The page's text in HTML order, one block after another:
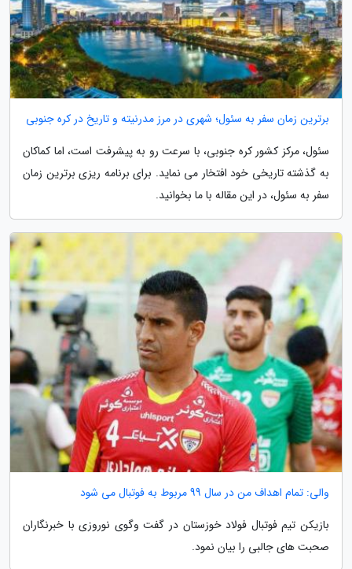
برترین زمان سفر به سئول؛ شهری در مرز مدرنیته و تاریخ در کره جنوبی
سئول، مرکز کشور کره جنوبی، با سرعت رو به پیشرفت است، اما کماکان
به گذشته تاریخی خود افتخار می نماید. برای برنامه ریزی برترین زمان
سفر به سئول، در این مقاله با ما بخوانید.
والی: تمام اهداف من در سال 99 مربوط به فوتبال می شود
بازیکن تیم فوتبال فولاد خوزستان در گفت وگوی نوروزی با خبرنگاران
صحبت های جالبی را بیان نمود.